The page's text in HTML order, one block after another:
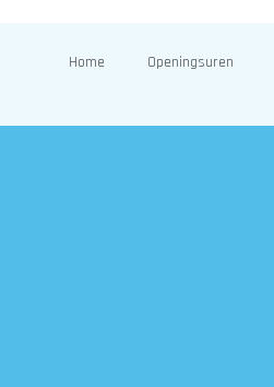
Home Openingsuren